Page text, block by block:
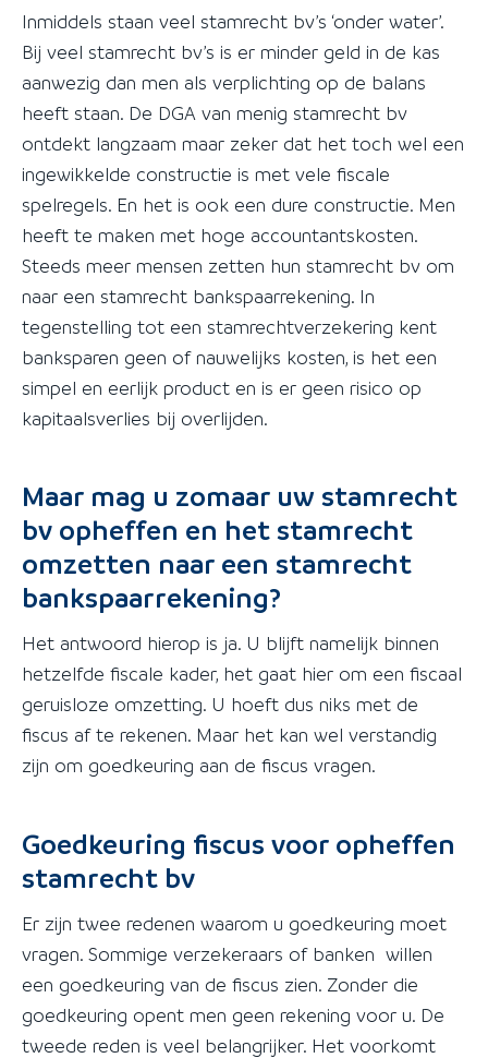
Inmiddels staan veel stamrecht bv’s ‘onder water’.
Bij veel stamrecht bv’s is er minder geld in de kas
aanwezig dan men als verplichting op de balans
heeft staan. De DGA van menig stamrecht bv
ontdekt langzaam maar zeker dat het toch wel een
ingewikkelde constructie is met vele fiscale
spelregels. En het is ook een dure constructie. Men
heeft te maken met hoge accountantskosten.
Steeds meer mensen zetten hun stamrecht bv om
naar een stamrecht bankspaarrekening. In
tegenstelling tot een stamrechtverzekering kent
banksparen geen of nauwelijks kosten, is het een
simpel en eerlijk product en is er geen risico op
kapitaalsverlies bij overlijden.
Maar mag u zomaar uw stamrecht
bv opheffen en het stamrecht
omzetten naar een stamrecht
bankspaarrekening?
Het antwoord hierop is ja. U blijft namelijk binnen
hetzelfde fiscale kader, het gaat hier om een fiscaal
geruisloze omzetting. U hoeft dus niks met de
fiscus af te rekenen. Maar het kan wel verstandig
zijn om goedkeuring aan de fiscus vragen.
Goedkeuring fiscus voor opheffen
stamrecht bv
Er zijn twee redenen waarom u goedkeuring moet
vragen. Sommige verzekeraars of banken willen
een goedkeuring van de fiscus zien. Zonder die
goedkeuring opent men geen rekening voor u. De
tweede reden is veel belangrijker. Het voorkomt